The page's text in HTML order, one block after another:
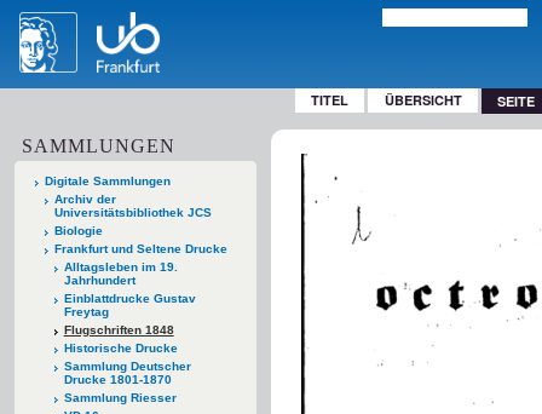
TITEL ÜBERSICHT SEITE
SAMMLUNGEN
Digitale Sammlungen
Archiv der
Universitätsbibliothek JCS
Biologie
Frankfurt und Seltene Drucke
Alltagsleben im 19.
Jahrhundert
Einblattdrucke Gustav
Freytag
Flugschriften 1848
Historische Drucke
Sammlung Deutscher
Drucke 1801-1870
Sammlung Riesser